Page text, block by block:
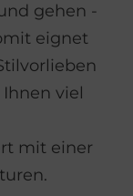
gehen -
eignet
viel
mit einer